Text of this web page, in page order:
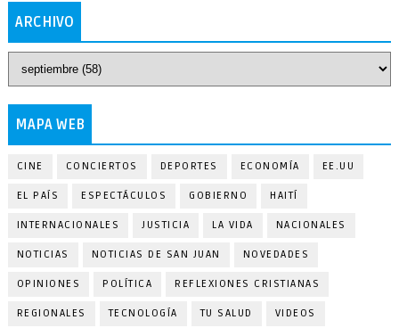
ARCHIVO
MAPA WEB
CINE CONCIERTOS DEPORTES ECONOMÍA EE.UU
EL PAÍS ESPECTÁCULOS GOBIERNO HAITÍ
INTERNACIONALES JUSTICIA LA VIDA NACIONALES
NOTICIAS NOTICIAS DE SAN JUAN NOVEDADES
OPINIONES POLÍTICA REFLEXIONES CRISTIANAS
REGIONALES TECNOLOGÍA TU SALUD VIDEOS